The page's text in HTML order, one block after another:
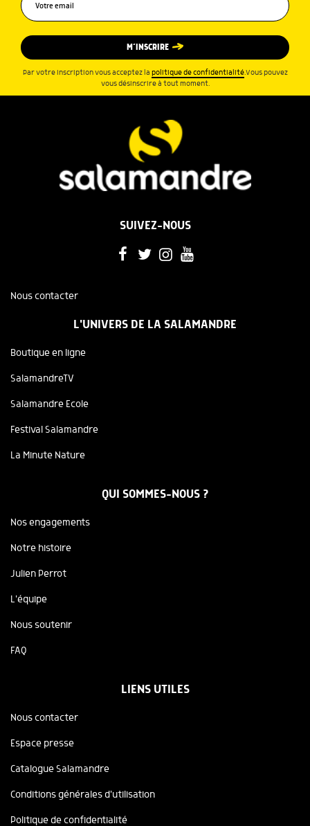
M’INSCRIRE
Par votre inscription vous acceptez la politique de confidentialité.Vous pouvez
vous désinscrire à tout moment.
SUIVEZ-NOUS
Nous contacter
L'UNIVERS DE LA SALAMANDRE
Boutique en ligne
SalamandreTV
Salamandre Ecole
Festival Salamandre
La Minute Nature
QUI SOMMES-NOUS ?
Nos engagements
Notre histoire
Julien Perrot
L'équipe
Nous soutenir
FAQ
LIENS UTILES
Nous contacter
Espace presse
Catalogue Salamandre
Conditions générales d'utilisation
Politique de confidentialité